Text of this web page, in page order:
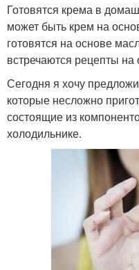
Готовятся крема в
может быть крем на
готовятся на основе
встречаются рецепты
Сегодня я хочу
которые несложно
состоящие из
холодильнике.